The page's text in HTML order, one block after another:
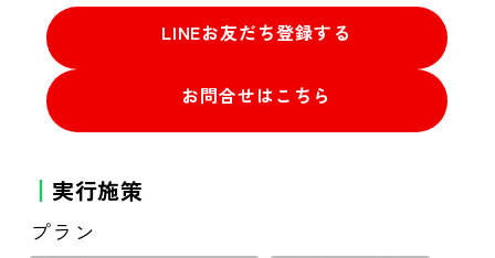
LINEお友だち登録する
お問合せはこちら
実行施策
プラン